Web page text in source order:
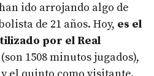
ido arrojando algo de
de 21 años. Hoy, es el
por el Real
(son 1508 minutos jugados),